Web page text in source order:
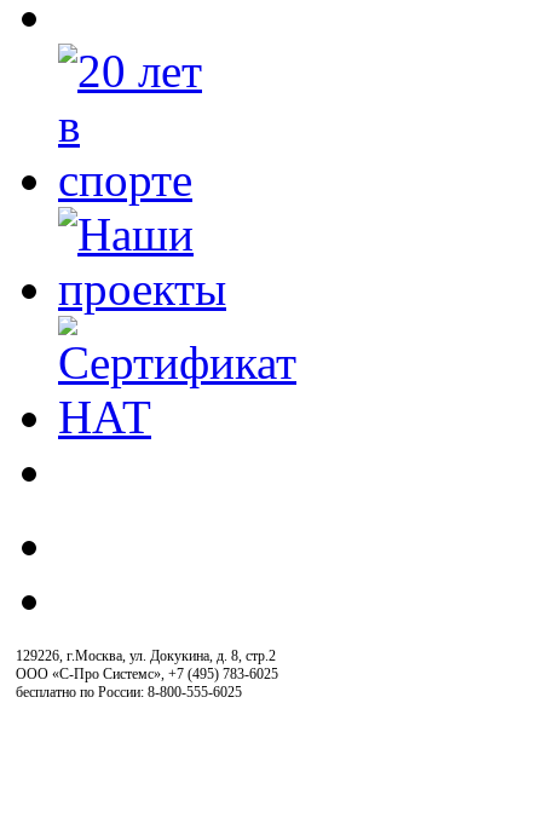
129226, г.Москва, ул. Докукина, д. 8, стр.2
ООО «С-Про Системс», +7 (495) 783-6025
бесплатно по России: 8-800-555-6025